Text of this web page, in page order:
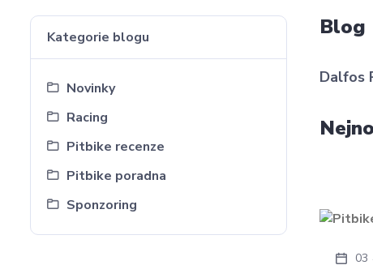
Kategorie blogu
Novinky
Racing
Pitbike recenze
Pitbike poradna
Sponzoring
Blog
Dalfos
03